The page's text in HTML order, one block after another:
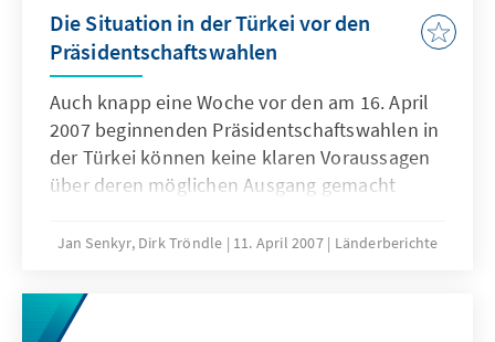
Die Situation in der Türkei vor den
Präsidentschaftswahlen
Auch knapp eine Woche vor den am 16. April
2007 beginnenden Präsidentschaftswahlen in
der Türkei können keine klaren Voraussagen
über deren möglichen Ausgang gemacht
Staatspräsident Ahmet Necdet Sezer endet
geraumer Zeit wird in der türkischen
Öffentlichkeit und den Medien darüber
Jan Senkyr, Dirk Tröndle 11. April 2007 Länderberichte